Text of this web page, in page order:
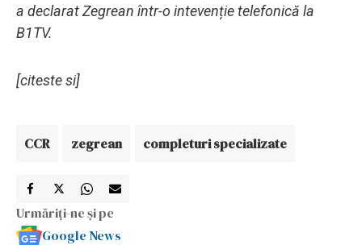
a declarat Zegrean într-o intevenție telefonică la
B1TV.
[citeste si]
CCR zegrean completuri specializate
Urmăriți-ne și pe
Google News